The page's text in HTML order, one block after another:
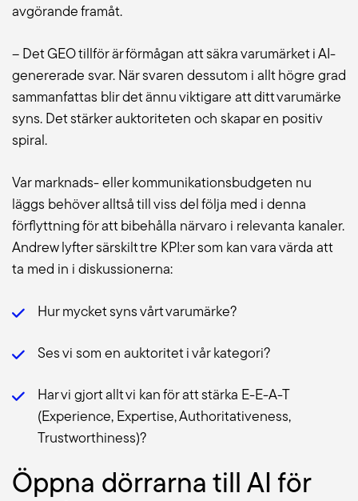
avgörande framåt.
– Det GEO tillför är förmågan att säkra varumärket i AI-
genererade svar. När svaren dessutom i allt högre grad
sammanfattas blir det ännu viktigare att ditt varumärke
syns. Det stärker auktoriteten och skapar en positiv
spiral.
Var marknads- eller kommunikationsbudgeten nu
läggs behöver alltså till viss del följa med i denna
förflyttning för att bibehålla närvaro i relevanta kanaler.
Andrew lyfter särskilt tre KPI:er som kan vara värda att
ta med in i diskussionerna:
Hur mycket syns vårt varumärke?
Ses vi som en auktoritet i vår kategori?
Har vi gjort allt vi kan för att stärka E-E-A-T
(Experience, Expertise, Authoritativeness,
Trustworthiness)?
Öppna dörrarna till AI för